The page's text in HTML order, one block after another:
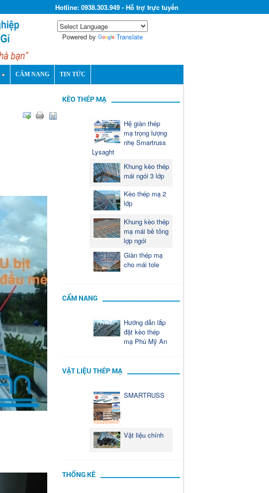
Hotline: 0938.303.949 - Hỗ trợ trực tuyến
Powered by Translate
CẨM NANG TIN TỨC
KÈO THÉP MẠ
Hệ giàn thép
mạ trọng lượng
nhẹ Smartruss
Lysaght
Khung kèo thép
mái ngói 3 lớp
Kèo thép mạ 2
lớp
Khung kèo thép
mạ mái bê tông
lợp ngói
Giàn thép mạ
cho mái tole
CẨM NANG
Hướng dẫn lắp
đặt kèo thép
mạ Phú Mỹ An
VẬT LIỆU THÉP MẠ
SMARTRUSS
Vật liệu chính
THỐNG KÊ